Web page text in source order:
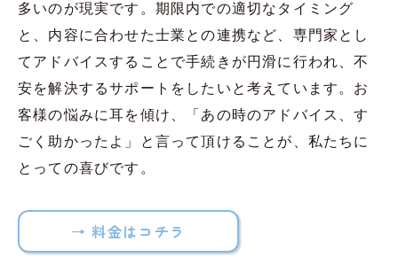
多いのが現実です。期限内での適切なタイミング
と、内容に合わせた士業との連携など、専門家とし
てアドバイスすることで手続きが円滑に行われ、不
安を解決するサポートをしたいと考えています。お
客様の悩みに耳を傾け、「あの時のアドバイス、す
ごく助かったよ」と言って頂けることが、私たちに
とっての喜びです。
→ 料金はコチラ